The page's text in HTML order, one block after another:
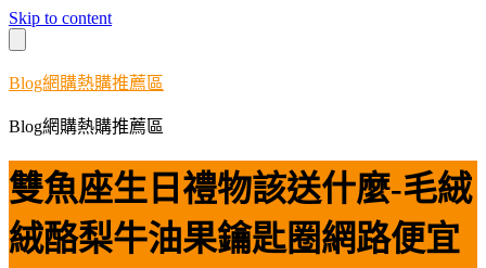
Skip to content
Blog網購熱購推薦區
Blog網購熱購推薦區
雙魚座生日禮物該送什麼-毛絨
絨酪梨牛油果鑰匙圈網路便宜